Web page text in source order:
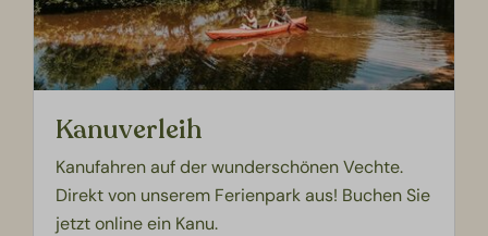
Kanuverleih
Kanufahren auf der wunderschönen Vechte.
Direkt von unserem Ferienpark aus! Buchen Sie
jetzt online ein Kanu.